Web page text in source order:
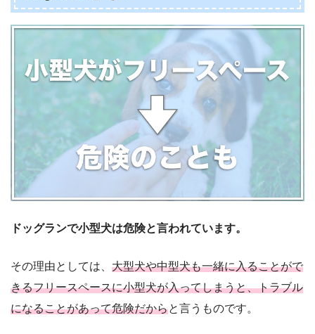
ドッグランで小型犬は危険と言われています。
その理由としては、 大型犬や中型犬も一緒に入ることがで
きるフリースペースに小型犬が入ってしまうと、トラブル
になることがあって危険だからと言うものです。